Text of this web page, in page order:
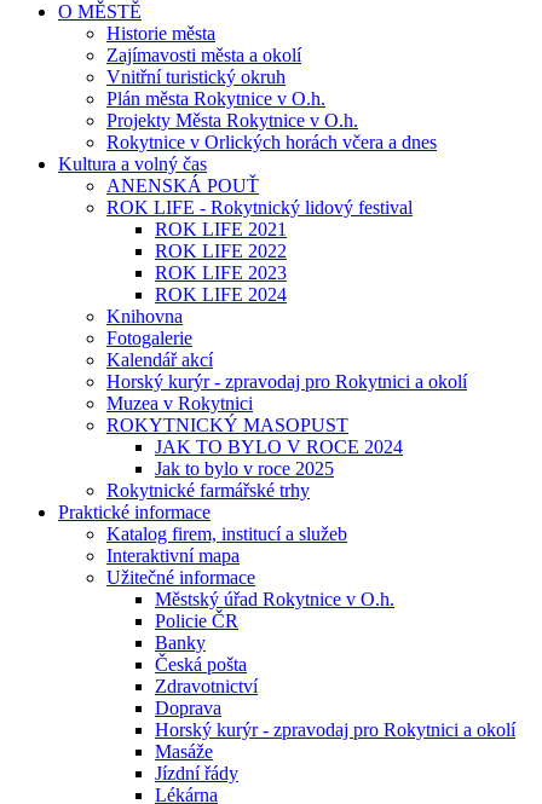
O MĚSTĚ
Historie města
Zajímavosti města a okolí
Vnitřní turistický okruh
Plán města Rokytnice v O.h.
Projekty Města Rokytnice v O.h.
Rokytnice v Orlických horách včera a dnes
Kultura a volný čas
ANENSKÁ POUŤ
ROK LIFE - Rokytnický lidový festival
ROK LIFE 2021
ROK LIFE 2022
ROK LIFE 2023
ROK LIFE 2024
Knihovna
Fotogalerie
Kalendář akcí
Horský kurýr - zpravodaj pro Rokytnici a okolí
Muzea v Rokytnici
ROKYTNICKÝ MASOPUST
JAK TO BYLO V ROCE 2024
Jak to bylo v roce 2025
Rokytnické farmářské trhy
Praktické informace
Katalog firem, institucí a služeb
Interaktivní mapa
Užitečné informace
Městský úřad Rokytnice v O.h.
Policie ČR
Banky
Česká pošta
Zdravotnictví
Doprava
Horský kurýr - zpravodaj pro Rokytnici a okolí
Masáže
Jízdní řády
Lékárna